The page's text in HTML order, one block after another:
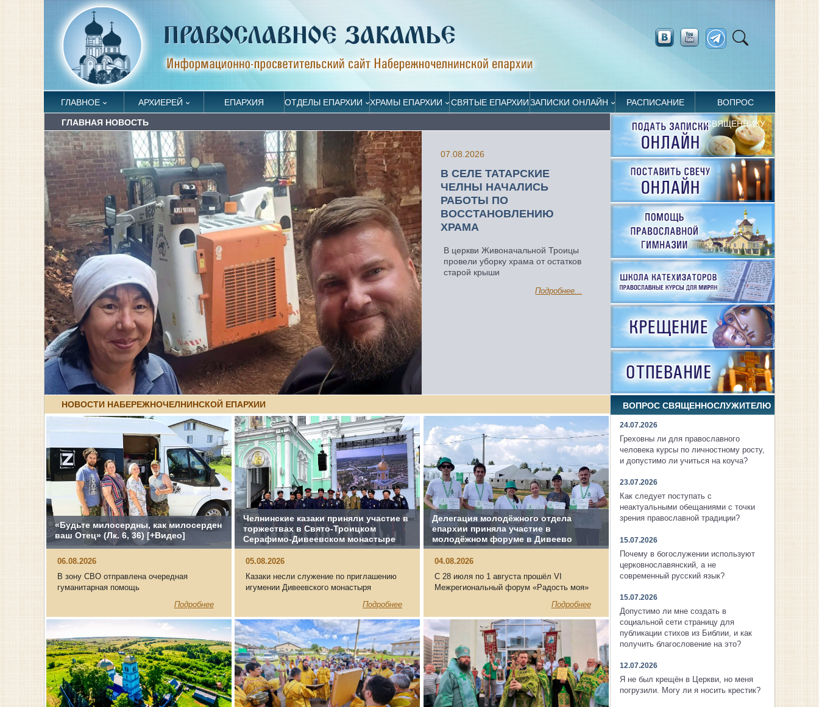
ГЛАВНОЕ АРХИЕРЕЙ ЕПАРХИЯ ОТДЕЛЫ ЕПАРХИИ ХРАМЫ ЕПАРХИИ СВЯТЫЕ ЕПАРХИИЗАПИСКИ ОНЛАЙН РАСПИСАНИЕ ВОПРОС
СВЯЩЕННИКУ
ГЛАВНАЯ НОВОСТЬ
07.08.2026
В СЕЛЕ ТАТАРСКИЕ
ЧЕЛНЫ НАЧАЛИСЬ
РАБОТЫ ПО
ВОССТАНОВЛЕНИЮ
ХРАМА
В церкви Живоначальной Троицы
провели уборку храма от остатков
старой крыши
Подробнее...
НОВОСТИ НАБЕРЕЖНОЧЕЛНИНСКОЙ ЕПАРХИИ
«Будьте милосердны, как милосерден
ваш Отец» (Лк. 6, 36) [+Видео]
06.08.2026
В зону СВО отправлена очередная
гуманитарная помощь
Подробнее
Челнинские казаки приняли участие в
торжествах в Свято‑Троицком
Серафимо‑Дивеевском монастыре
05.08.2026
Казаки несли служение по приглашению
игумении Дивеевского монастыря
Подробнее
Делегация молодёжного отдела
епархии приняла участие в
молодёжном форуме в Дивеево
04.08.2026
С 28 июля по 1 августа прошёл VI
Межрегиональный форум «Радость моя»
Подробнее
ВОПРОС СВЯЩЕННОСЛУЖИТЕЛЮ
24.07.2026
Греховны ли для православного
человека курсы по личностному росту,
и допустимо ли учиться на коуча?
23.07.2026
Как следует поступать с
неактуальными обещаниями с точки
зрения православной традиции?
15.07.2026
Почему в богослужении используют
церковнославянский, а не
современный русский язык?
15.07.2026
Допустимо ли мне создать в
социальной сети страницу для
публикации стихов из Библии, и как
получить благословение на это?
12.07.2026
Я не был крещён в Церкви, но меня
погрузили. Могу ли я носить крестик?